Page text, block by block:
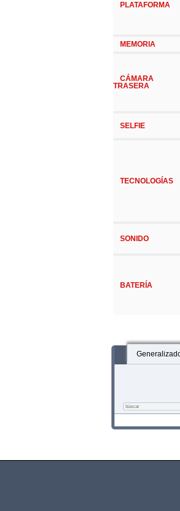
PLATAFORMA
MEMORIA
CÁMARA
TRASERA
SELFIE
TECNOLOGÍAS
SONIDO
BATERÍA